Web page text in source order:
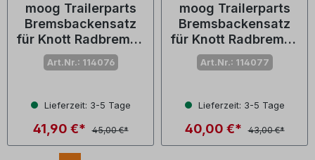
moog Trailerparts
Bremsbackensatz
für Knott Radbremse
160 x 35
Art.Nr.: 114076
Lieferzeit: 3-5 Tage
41,90 €* 45,00 €*
moog Trailerparts
Bremsbackensatz
für Knott Radbremse
200 x 50
Art.Nr.: 114077
Lieferzeit: 3-5 Tage
40,00 €* 43,00 €*